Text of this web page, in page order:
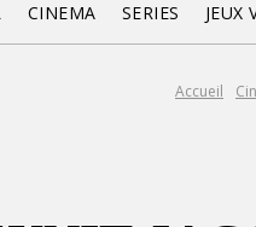
CINEMA SERIES JEUX
Accueil